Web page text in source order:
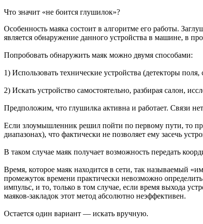
Что значит «не боится глушилок»?
Особенность маяка состоит в алгоритме его работы.
является обнаружение данного устройства в машине, в
Попробовать обнаружить маяк можно двумя способами:
1) Использовать технические устройства (детекторы
2) Искать устройство самостоятельно, разбирая салон,
Предположим, что глушилка активна и работает. Связи
Если злоумышленник решил пойти по первому пути, то
диапазонах), что фактически не позволяет ему засечь
В таком случае маяк получает возможность передать
Время, которое маяк находится в сети, так называемый
промежуток времени практически невозможно
импульс, и то, только в том случае, если время выхода
маяков-закладок этот метод абсолютно неэффективен.
Остается один вариант — искать вручную.